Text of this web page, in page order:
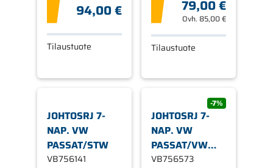
94,00 €
Tilaustuote
79,00 €
Ovh. 85,00 €
Tilaustuote
JOHTOSRJ 7-
NAP. VW
PASSAT/STW
VB756141
-7%
JOHTOSRJ 7-
NAP. VW
PASSAT/VW
CC/VW JETTA
VB756573